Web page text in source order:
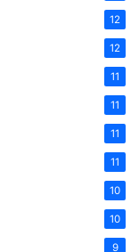
12
12
11
11
11
11
10
10
9